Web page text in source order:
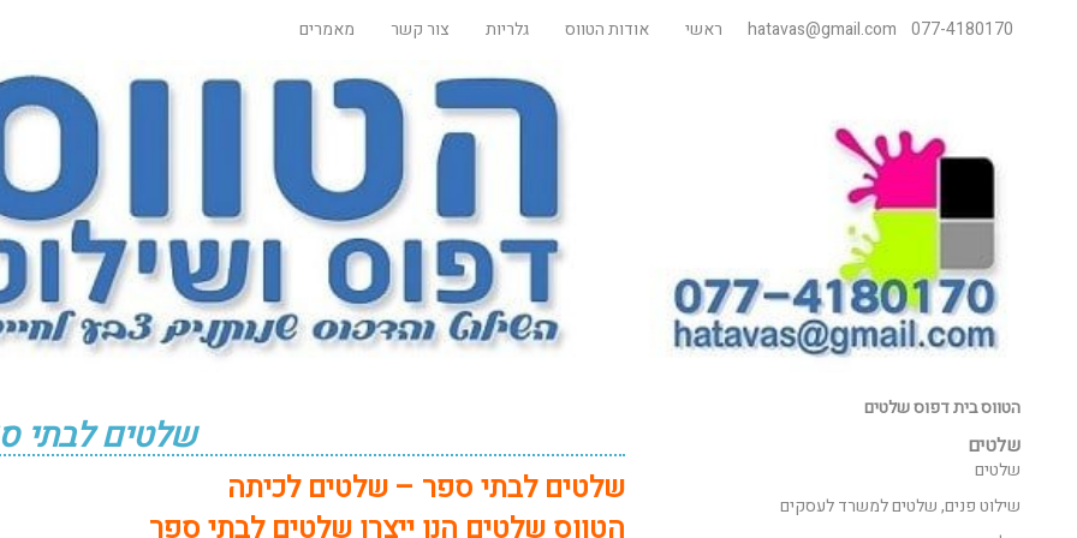
077-4180170
hatavas@gmail.com ראשי אודות הטווס גלריות צור קשר מאמרים
שלטים לבתי
שלטים לבתי ספר – שלטים לכיתה
הטווסשלטים הנו ייצרן שלטים לבתי ספר
הטווס בית דפוס שלטים
שלטים
שלטים
שילוט פנים, שלטים למשרד לעסקים